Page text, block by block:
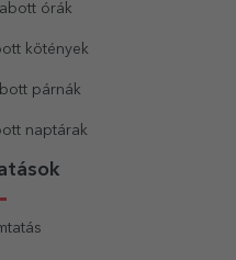
órák
kötények
párnák
naptárak